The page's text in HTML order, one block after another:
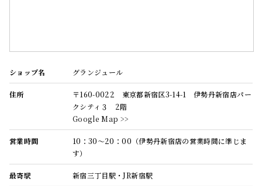
ショップ名 グランジュール
住所
〒160-0022 東京都新宿区3-14-1 伊勢丹新宿店パー
クシティ３ 2階
Google Map >>
営業時間
10：30～20：00（伊勢丹新宿店の営業時間に準じま
す）
最寄駅 新宿三丁目駅・JR新宿駅